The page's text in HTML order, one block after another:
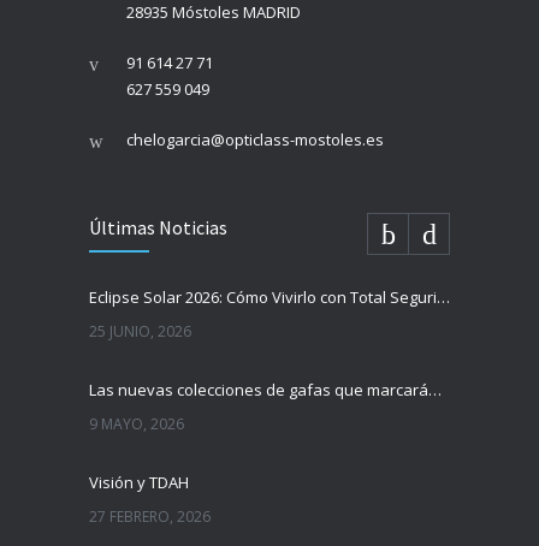
28935 Móstoles MADRID
91 614 27 71
627 559 049
chelogarcia@opticlass-mostoles.es
Últimas Noticias
Eclipse Solar 2026: Cómo Vivirlo con Total Seguridad
25 JUNIO, 2026
Las nuevas colecciones de gafas que marcarán tendencia esta temporada
9 MAYO, 2026
Visión y TDAH
27 FEBRERO, 2026